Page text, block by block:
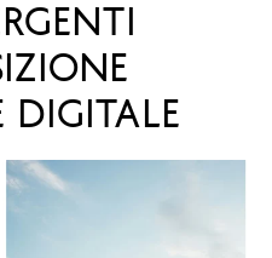
DIGITALE